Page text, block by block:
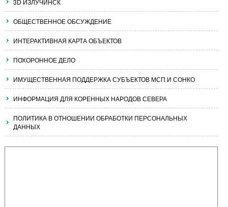
3D ИЗЛУЧИНСК
ОБЩЕСТВЕННОЕ ОБСУЖДЕНИЕ
ИНТЕРАКТИВНАЯ КАРТА ОБЪЕКТОВ
ПОХОРОННОЕ ДЕЛО
ИМУЩЕСТВЕННАЯ ПОДДЕРЖКА СУБЪЕКТОВ МСП И СОНКО
ИНФОРМАЦИЯ ДЛЯ КОРЕННЫХ НАРОДОВ СЕВЕРА
ПОЛИТИКА В ОТНОШЕНИИ ОБРАБОТКИ ПЕРСОНАЛЬНЫХ
ДАННЫХ